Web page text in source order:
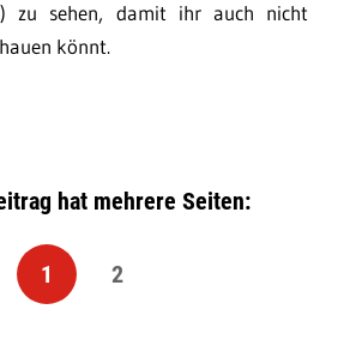
zu sehen, damit ihr auch nicht
könnt.
hat mehrere Seiten:
1 2